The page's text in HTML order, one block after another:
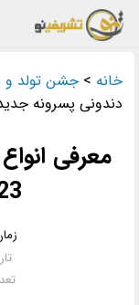
خانه > جشن تولد و
دندونی پسرونه جدید 2023 [+ متن
معرفی